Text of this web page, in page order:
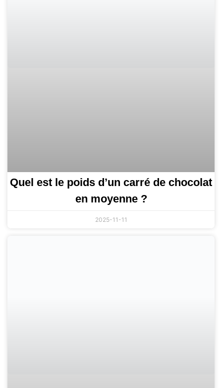
Quel est le poids d’un carré de chocolat
en moyenne ?
2025-11-11